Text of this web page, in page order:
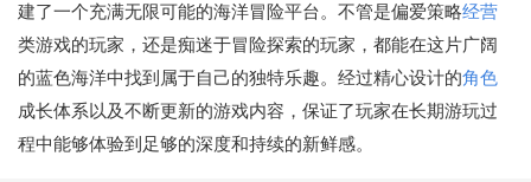
建了一个充满无限可能的海洋冒险平台。不管是偏爱策略经营
类游戏的玩家，还是痴迷于冒险探索的玩家，都能在这片广阔
的蓝色海洋中找到属于自己的独特乐趣。经过精心设计的角色
成长体系以及不断更新的游戏内容，保证了玩家在长期游玩过
程中能够体验到足够的深度和持续的新鲜感。